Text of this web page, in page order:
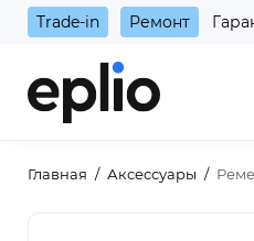
Trade-in Ремонт
Главная Аксессуары